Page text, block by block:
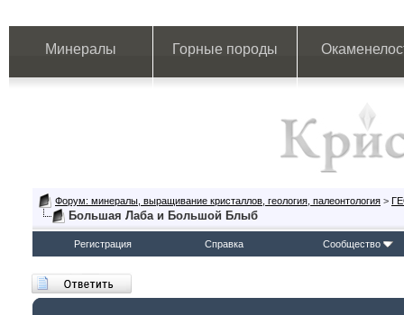
Минералы Горные породы
Форум: минералы, выращивание кристаллов, геология, палеонтология >
Большая Лаба и Большой Блыб
Регистрация Справка Сообщество